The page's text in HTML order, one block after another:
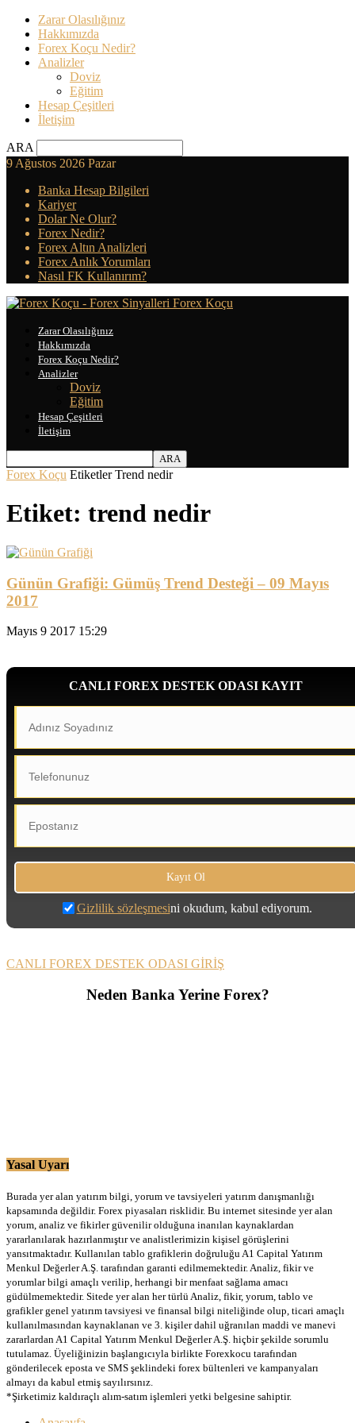
Zarar Olasılığınız
Hakkımızda
Forex Koçu Nedir?
Analizler
Doviz
Eğitim
Hesap Çeşitleri
İletişim
ARA
9 Ağustos 2026 Pazar
Banka Hesap Bilgileri
Kariyer
Dolar Ne Olur?
Forex Nedir?
Forex Altın Analizleri
Forex Anlık Yorumları
Nasıl FK Kullanırım?
Forex Koçu
Zarar Olasılığınız
Hakkımızda
Forex Koçu Nedir?
Analizler
Doviz
Eğitim
Hesap Çeşitleri
İletişim
Forex Koçu Etiketler Trend nedir
Etiket: trend nedir
Günün Grafiği: Gümüş Trend Desteği – 09 Mayıs
2017
Mayıs 9 2017 15:29
CANLI FOREX DESTEK ODASI KAYIT
Gizlilik sözleşmesini okudum, kabul ediyorum.
CANLI FOREX DESTEK ODASI GİRİŞ
Neden Banka Yerine Forex?
Yasal Uyarı
Burada yer alan yatırım bilgi, yorum ve tavsiyeleri yatırım danışmanlığı
kapsamında değildir. Forex piyasaları risklidir. Bu internet sitesinde yer alan
yorum, analiz ve fikirler güvenilir olduğuna inanılan kaynaklardan
yararlanılarak hazırlanmıştır ve analistlerimizin kişisel görüşlerini
yansıtmaktadır. Kullanılan tablo grafiklerin doğruluğu A1 Capital Yatırım
Menkul Değerler A.Ş. tarafından garanti edilmemektedir. Analiz, fikir ve
yorumlar bilgi amaçlı verilip, herhangi bir menfaat sağlama amacı
güdülmemektedir. Sitede yer alan her türlü Analiz, fikir, yorum, tablo ve
grafikler genel yatırım tavsiyesi ve finansal bilgi niteliğinde olup, ticari amaçlı
kullanılmasından kaynaklanan ve 3. kişiler dahil uğranılan maddi ve manevi
zararlardan A1 Capital Yatırım Menkul Değerler A.Ş. hiçbir şekilde sorumlu
tutulamaz. Üyeliğinizin başlangıcıyla birlikte Forexkocu tarafından
gönderilecek eposta ve SMS şeklindeki forex bültenleri ve kampanyaları
almayı da kabul etmiş sayılırsınız.
*Şirketimiz kaldıraçlı alım-satım işlemleri yetki belgesine sahiptir.